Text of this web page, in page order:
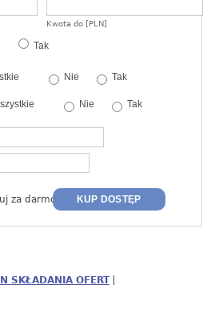
Kwota do [PLN]
Tak
Nie Tak
Nie Tak
za darmo KUP DOSTĘP
SKŁADANIA OFERT